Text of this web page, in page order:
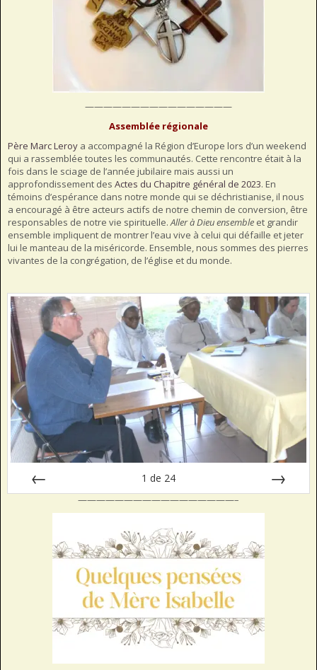
————————————————
Assemblée régionale
Père Marc Leroy a accompagné la Région d’Europe lors d’un weekend
qui a rassemblée toutes les communautés. Cette rencontre était à la
fois dans le sciage de l’année jubilaire mais aussi un
approfondissement des Actes du Chapitre général de 2023. En
témoins d’espérance dans notre monde qui se déchristianise, il nous
a encouragé à être acteurs actifs de notre chemin de conversion, être
responsables de notre vie spirituelle.Aller à Dieu ensemble et grandir
ensemble impliquent de montrer l’eau vive à celui qui défaille et jeter
lui le manteau de la miséricorde. Ensemble, nous sommes des pierres
vivantes de la congrégation, de l’église et du monde.
1 de 24
—————————————————–